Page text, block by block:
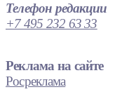
Телефон редакции
+7 495 232 63 33
Реклама на сайте
Росреклама